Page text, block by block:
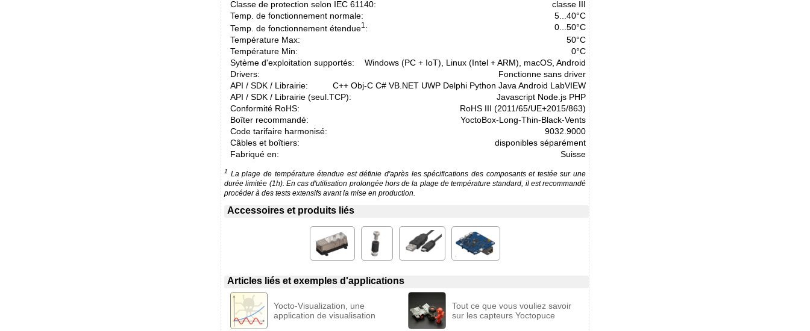
Classe de protection selon IEC 61140:
classe III
Temp. de fonctionnement normale:
5...40°C
Temp. de fonctionnement étendue1 :
0...50°C
Température Max:
50°C
Température Min:
0°C
Sytème d'exploitation supportés:
Windows (PC + IoT), Linux (Intel + ARM), macOS, Android
Drivers:
Fonctionne sans driver
API / SDK / Librairie:
C++ Obj-C C# VB.NET UWP Delphi Python Java Android LabVIEW
API / SDK / Librairie (seul.TCP):
Javascript Node.js PHP
Conformité RoHS:
RoHS III (2011/65/UE+2015/863)
Boîter recommandé:
YoctoBox-Long-Thin-Black-Vents
Code tarifaire harmonisé:
9032.9000
Câbles et boîtiers:
disponibles séparément
Fabriqué en:
Suisse
1 La plage de température étendue est définie d'après les spécifications des composants et testée sur une
durée limitée (1h). En cas d'utilisation prolongée hors de la plage de température standard, il est recommandé
procéder à des tests extensifs avant la mise en production.
Accessoires et produits liés
Articles liés et exemples d'applications
Yocto-Visualization, une
application de visualisation
Tout ce que vous vouliez savoir
sur les capteurs Yoctopuce